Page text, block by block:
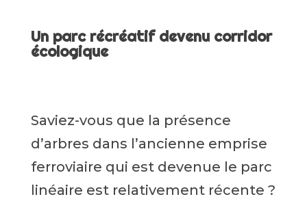
Un parc récréatif devenu corridor
écologique
Saviez-vous que la présence
d’arbres dans l’ancienne emprise
ferroviaire qui est devenue le parc
linéaire est relativement récente ?